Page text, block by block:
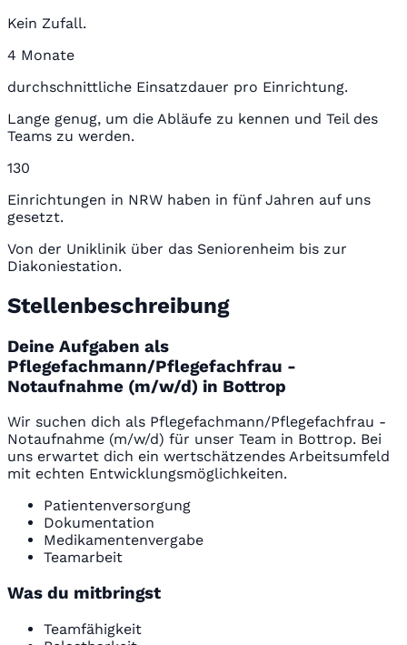
Kein Zufall.
4 Monate
durchschnittliche Einsatzdauer pro Einrichtung.
Lange genug, um die Abläufe zu kennen und Teil des
Teams zu werden.
130
Einrichtungen in NRW haben in fünf Jahren auf uns
gesetzt.
Von der Uniklinik über das Seniorenheim bis zur
Diakoniestation.
Stellenbeschreibung
Deine Aufgaben als
Pflegefachmann/Pflegefachfrau -
Notaufnahme (m/w/d) in Bottrop
Wir suchen dich als Pflegefachmann/Pflegefachfrau -
Notaufnahme (m/w/d) für unser Team in Bottrop. Bei
uns erwartet dich ein wertschätzendes Arbeitsumfeld
mit echten Entwicklungsmöglichkeiten.
Patientenversorgung
Dokumentation
Medikamentenvergabe
Teamarbeit
Was du mitbringst
Teamfähigkeit